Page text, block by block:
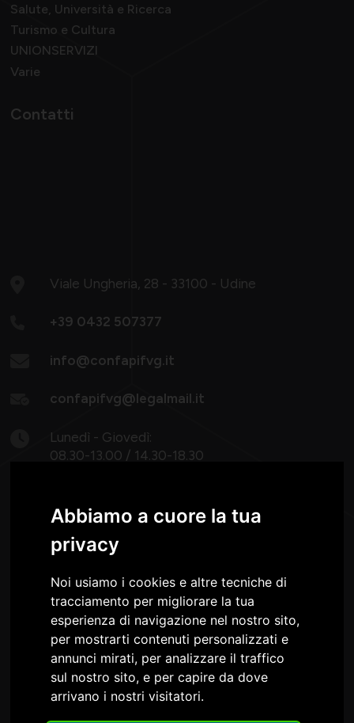
Abbiamo a cuore la tua
privacy
Noi usiamo i cookies e altre tecniche di
tracciamento per migliorare la tua
esperienza di navigazione nel nostro sito,
per mostrarti contenuti personalizzati e
annunci mirati, per analizzare il traffico
sul nostro sito, e per capire da dove
arrivano i nostri visitatori.
Salute, Università e Ricerca
Turismo e Cultura
UNIONSERVIZI
Varie
Contatti
Viale Ungheria, 28 - 33100 - Udine
+39 0432 507377
info@confapifvg.it
confapifvg@legalmail.it
Lunedì - Giovedì:
08.30-13.00 / 14.30-18.30
Confapi FVG è nel Consiglio e nella Giunta della